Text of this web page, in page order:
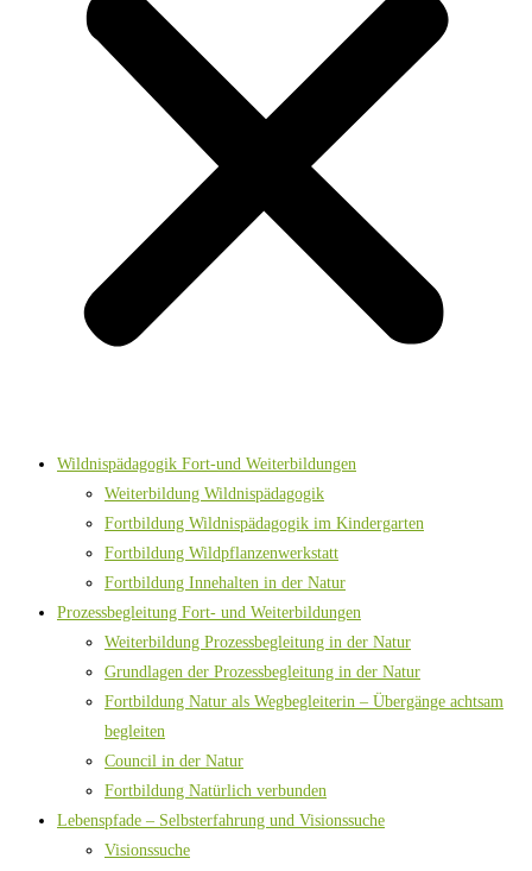
Wildnispädagogik Fort-und Weiterbildungen
Weiterbildung Wildnispädagogik
Fortbildung Wildnispädagogik im Kindergarten
Fortbildung Wildpflanzenwerkstatt
Fortbildung Innehalten in der Natur
Prozessbegleitung Fort- und Weiterbildungen
Weiterbildung Prozessbegleitung in der Natur
Grundlagen der Prozessbegleitung in der Natur
Fortbildung Natur als Wegbegleiterin – Übergänge achtsam
begleiten
Council in der Natur
Fortbildung Natürlich verbunden
Lebenspfade – Selbsterfahrung und Visionssuche
Visionssuche